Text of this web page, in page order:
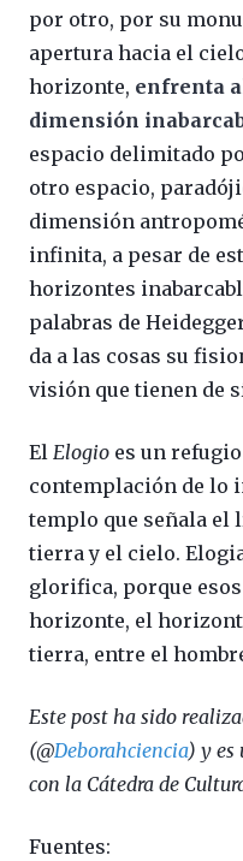
por otro, por su
apertura hacia el
horizonte, enfrenta
dimensión
espacio delimitado
otro espacio,
dimensión
infinita, a pesar de
horizontes
palabras de
da a las cosas su
visión que tienen de
El Elogio es un
contemplación de lo
templo que señala el
tierra y el cielo.
glorifica, porque
horizonte, el
tierra, entre el
Este post ha sido
(@Deborahciencia) y es
con la Cátedra de
Fuentes: